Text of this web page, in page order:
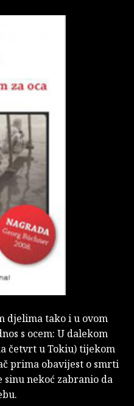
djelima tako i u ovom
s ocem: U dalekom
četvrt u Tokiu) tijekom
prima obavijest o smrti
sinu nekoć zabranio da